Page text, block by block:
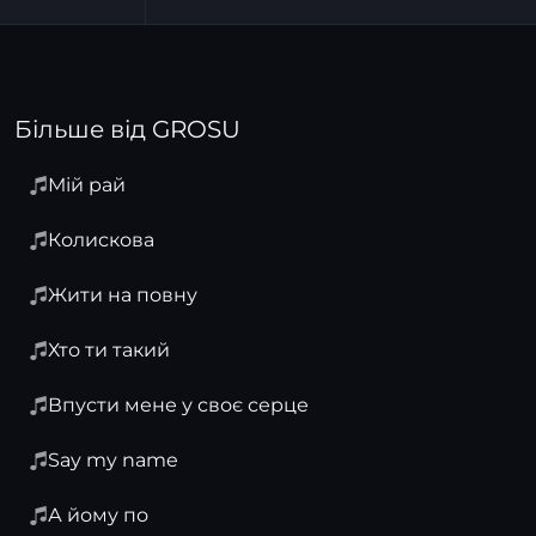
Більше від GROSU
Мій рай
Колискова
Жити на повну
Хто ти такий
Впусти мене у своє серце
Say my name
А йому по